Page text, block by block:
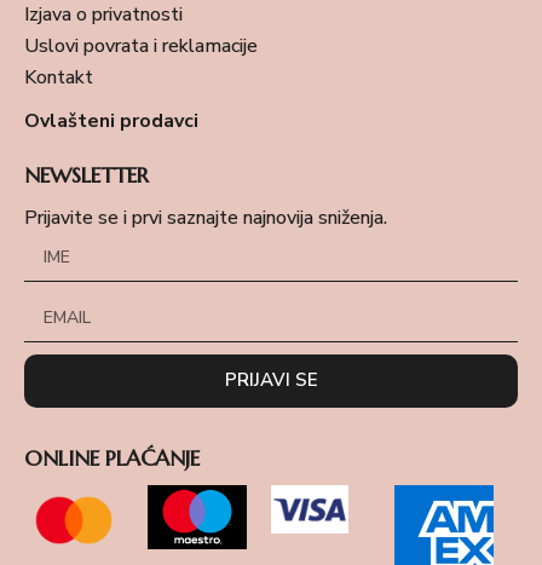
Izjava o privatnosti
Uslovi povrata i reklamacije
Kontakt
Ovlašteni prodavci
NEWSLETTER
Prijavite se i prvi saznajte najnovija sniženja.
PRIJAVI SE
ONLINE PLAĆANJE